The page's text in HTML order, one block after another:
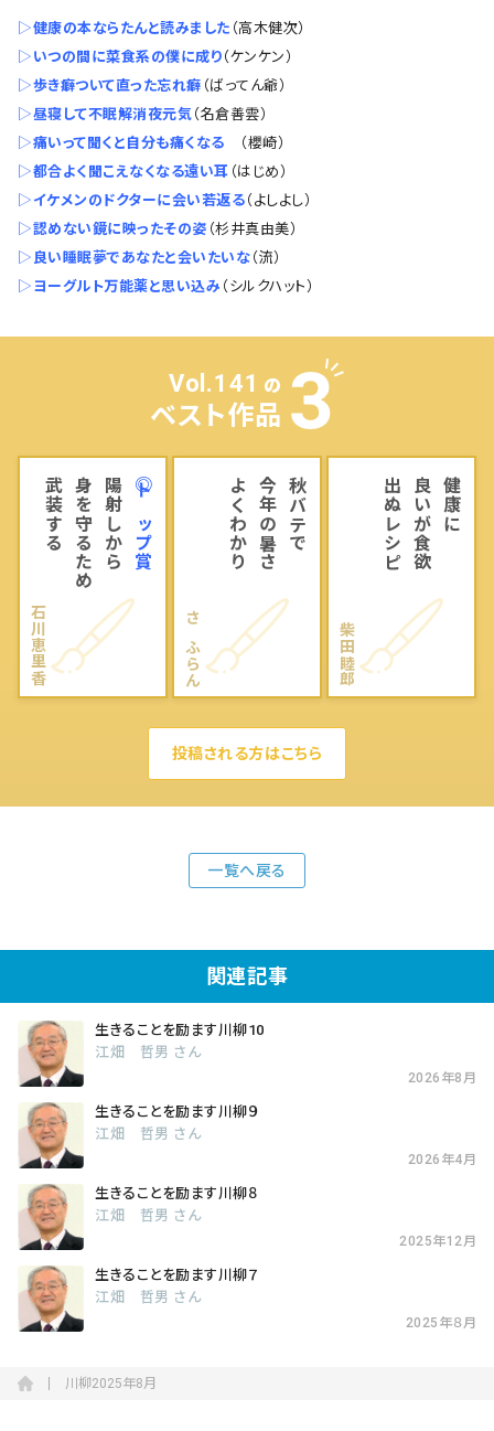
▷健康の本ならたんと読みました （高木健次）
▷ いつの間に菜食系の僕に成り （ケンケン）
▷歩き癖ついて直った忘れ癖 （ばってん爺）
▷昼寝して不眠解消夜元気 （名倉善雲）
▷痛いって聞くと自分も痛くなる （櫻崎）
▷都合よく聞こえなくなる遠い耳 （はじめ）
▷ イケメンのドクターに会い若返る （よしよし）
▷認めない鏡に映ったその姿 （杉井真由美）
▷ 良い睡眠夢であなたと会いたいな （流）
▷ ヨーグルト万能薬と思い込み （シルクハット）
Vol.141 の
ベスト作品
◎トップ賞
陽射しから
身を守るため
武装する
石川恵里香
秋バテで
今年の暑さ
よくわかり
さふらん
健康に
良いが食欲
出ぬレシピ
柴田睦郎
投稿される方はこちら
一覧へ戻る
関連記事
生きることを励ます川柳10
江畑 哲男 さん
2026年8月
生きることを励ます川柳９
江畑 哲男 さん
2026年4月
生きることを励ます川柳８
江畑 哲男 さん
2025年12月
生きることを励ます川柳７
江畑 哲男 さん
2025年８月
川柳2025年8月